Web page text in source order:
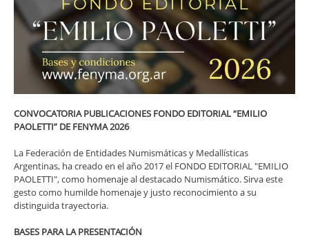
CONVOCATORIA PUBLICACIONES FONDO EDITORIAL “EMILIO
PAOLETTI” DE FENYMA 2026
La Federación de Entidades Numismáticas y Medallísticas
Argentinas, ha creado en el año 2017 el FONDO EDITORIAL "EMILIO
PAOLETTI", como homenaje al destacado Numismático. Sirva este
gesto como humilde homenaje y justo reconocimiento a su
distinguida trayectoria.
BASES PARA LA PRESENTACIÓN